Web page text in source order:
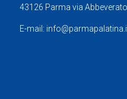
43126 Parma via
E-mail: